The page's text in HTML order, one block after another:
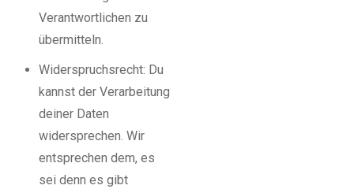
Verantwortlichen zu
übermitteln.
Widerspruchsrecht: Du
kannst der Verarbeitung
deiner Daten
widersprechen. Wir
entsprechen dem, es
sei denn es gibt